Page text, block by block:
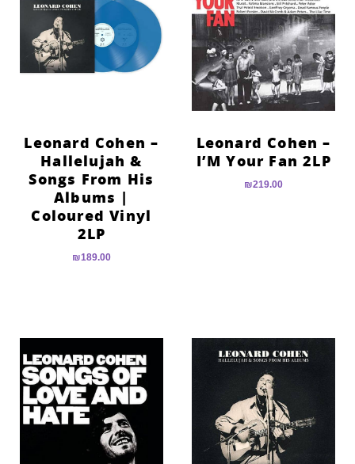
format_underlined הוסף קו תחתון לקישורים
font_download סמן קישורים
לאפס
את
כל
cached
Leonard Cohen –
I’M Your Fan 2LP
₪219.00
Leonard Cohen –
Hallelujah &
Songs From His
Albums |
Coloured Vinyl
2LP
₪189.00